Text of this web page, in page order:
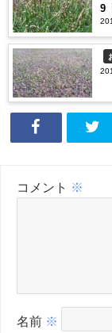
9
コメント ※
名前 ※